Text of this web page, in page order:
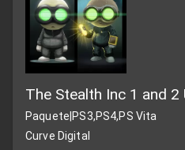
The Stealth Inc 1 and
Paquete PS3,PS4,PS Vita
Curve Digital